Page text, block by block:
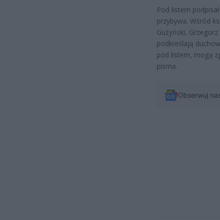
Pod listem
przybywa. Wśród
Gużyński,
podkreślają
pod listem, mogą
pisma.
Obserwuj